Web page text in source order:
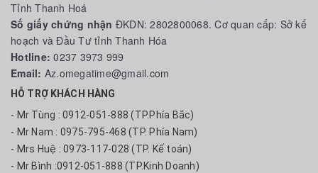
Tỉnh Thanh Hoá
Số giấy chứng nhận ĐKDN: 2802800068. Cơ quan cấp: Sở kế
hoạch và Đầu Tư tỉnh Thanh Hóa
Hotline:0237 3973 999
Email: Az.omegatime@gmail.com
HỖ TRỢ KHÁCH HÀNG
- Mr Tùng : 0912-051-888 (TP.Phía Bắc)
- Mr Nam : 0975-795-468 (TP. Phía Nam)
- Mrs Huệ : 0973-117-028 (TP. Kế toán)
- Mr Bình :0912-051-888 (TP.Kinh Doanh)